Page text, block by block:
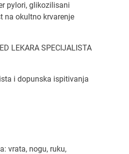
pylori, glikozilisani
na okultno krvarenje
LEKARA SPECIJALISTA
i dopunska ispitivanja
vrata, nogu, ruku,